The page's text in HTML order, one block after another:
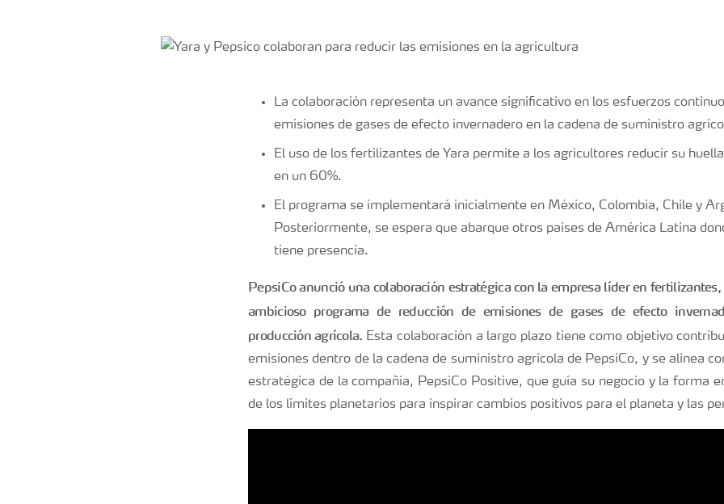
La colaboración representa un avance significativo en los esfuerzos
emisiones de gases de efecto invernadero en la cadena de suministro
El uso de los fertilizantes de Yara permite a los agricultores reducir su
en un 60%.
El programa se implementará inicialmente en México, Colombia, Chile y
Posteriormente, se espera que abarque otros países de América Latina
tiene presencia.
PepsiCo anunció una colaboración estratégica con la empresa líder en
ambicioso programa de reducción de emisiones de gases de efecto
producción agrícola. Esta colaboración a largo plazo tiene como objetivo
emisiones dentro de la cadena de suministro agrícola de PepsiCo, y se alinea
estratégica de la compañía, PepsiCo Positive, que guía su negocio y la forma
de los límites planetarios para inspirar cambios positivos para el planeta y las